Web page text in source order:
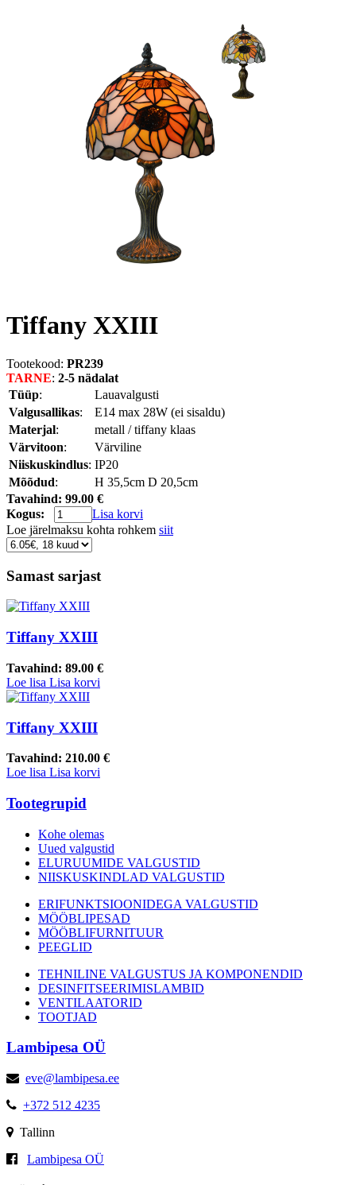
Tiffany XXIII
Tootekood: PR239
TARNE: 2-5 nädalat
Tüüp:
Lauavalgusti
Valgusallikas:
E14 max 28W (ei sisaldu)
Materjal:
metall / tiffany klaas
Värvitoon:
Värviline
Niiskuskindlus: IP20
Mõõdud:
H 35,5cm D 20,5cm
Tavahind: 99.00 €
Kogus:
Lisa korvi
Loe järelmaksu kohta rohkem siit
Samast sarjast
Tiffany XXIII
Tavahind: 89.00 €
Loe lisa Lisa korvi
Tiffany XXIII
Tavahind: 210.00 €
Loe lisa Lisa korvi
Tootegrupid
Kohe olemas
Uued valgustid
ELURUUMIDE VALGUSTID
NIISKUSKINDLAD VALGUSTID
ERIFUNKTSIOONIDEGA VALGUSTID
MÖÖBLIPESAD
MÖÖBLIFURNITUUR
PEEGLID
TEHNILINE VALGUSTUS JA KOMPONENDID
DESINFITSEERIMISLAMBID
VENTILAATORID
TOOTJAD
Lambipesa OÜ
eve@lambipesa.ee
+372 512 4235
Tallinn
Lambipesa OÜ